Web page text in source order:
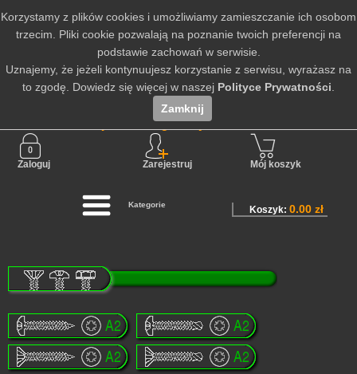
Nie jesteś zalogowany
Zaloguj Zarejestruj Mój koszyk
Kategorie Koszyk:0.00 zł
Korzystamy z plików cookies i umożliwiamy zamieszczanie ich osobom
trzecim. Pliki cookie pozwalają na poznanie twoich preferencji na
podstawie zachowań w serwisie.
Uznajemy, że jeżeli kontynuujesz korzystanie z serwisu, wyrażasz na
to zgodę. Dowiedz się więcej w naszej Polityce Prywatności
Zamknij